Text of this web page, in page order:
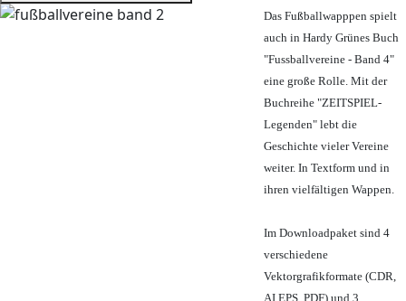
Das Fußballwapppen spielt
auch in Hardy Grünes Buch
"Fussballvereine - Band 4"
eine große Rolle. Mit der
Buchreihe "ZEITSPIEL-
Legenden" lebt die
Geschichte vieler Vereine
weiter. In Textform und in
ihren vielfältigen Wappen.
Im Downloadpaket sind 4
verschiedene
Vektorgrafikformate (CDR,
AI EPS, PDF) und 3